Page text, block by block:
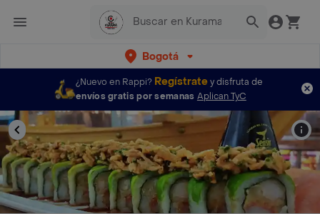
Bogotá
¿Nuevo en Rappi? Regístratey disfruta de
envíos gratis por semanas Aplican TyC